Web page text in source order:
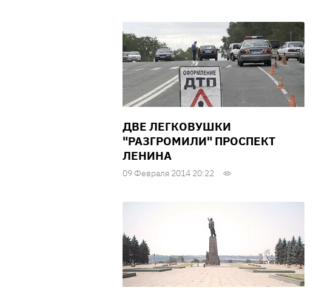
ДВЕ ЛЕГКОВУШКИ
"РАЗГРОМИЛИ" ПРОСПЕКТ
ЛЕНИНА
09 Февраля 2014 20:22